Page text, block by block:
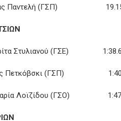
Παντελή (ΓΣΠ)
Στυλιανού (ΓΣΕ)
Πετκόβσκι (ΓΣΠ)
Μαρία Λοϊζίδου (ΓΣΟ)